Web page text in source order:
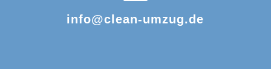
info@clean-umzug.de